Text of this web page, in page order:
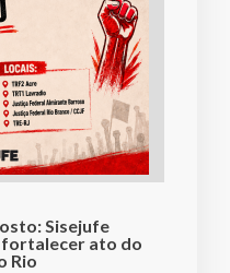
Sisejufe
ato do
Rio